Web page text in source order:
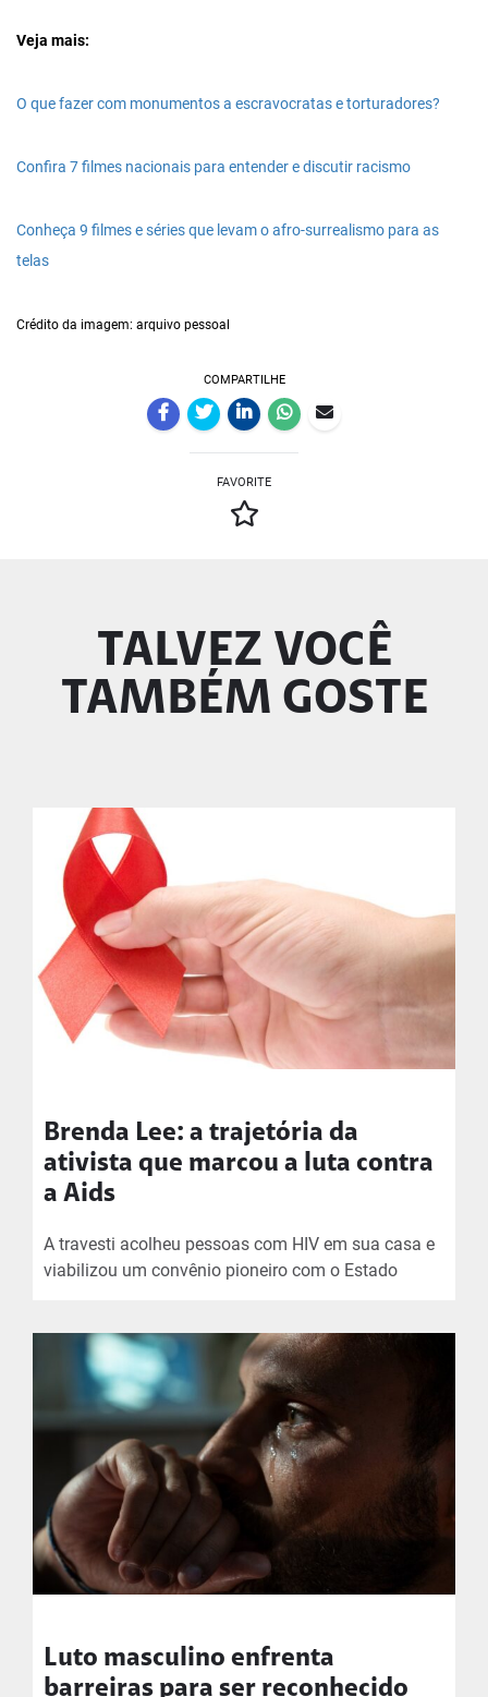
Veja mais:
O que fazer com monumentos a escravocratas e torturadores?
Confira 7 filmes nacionais para entender e discutir racismo
Conheça 9 filmes e séries que levam o afro-surrealismo para as
telas
Crédito da imagem: arquivo pessoal
COMPARTILHE
FAVORITE
TALVEZ VOCÊ
TAMBÉM GOSTE
Brenda Lee: a trajetória da
ativista que marcou a luta contra
a Aids
A travesti acolheu pessoas com HIV em sua casa e
viabilizou um convênio pioneiro com o Estado
Luto masculino enfrenta
barreiras para ser reconhecido